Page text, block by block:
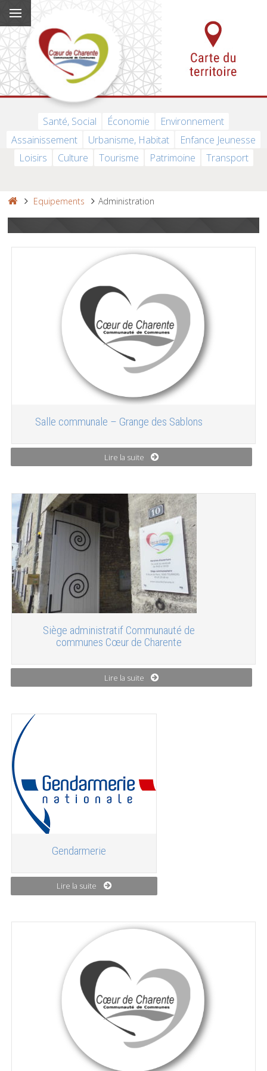
Santé, Social Économie
Environnement
Assainissement
Urbanisme, Habitat
Enfance Jeunesse
Loisirs
Culture Tourisme Patrimoine Transport
Equipements Administration
Salle communale – Grange des Sablons
Lire la suite
Siège administratif Communauté de
communes Cœur de Charente
Lire la suite
Gendarmerie
Lire la suite